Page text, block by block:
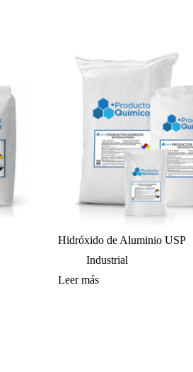
Hidróxido de Aluminio USP
Industrial
Leer más